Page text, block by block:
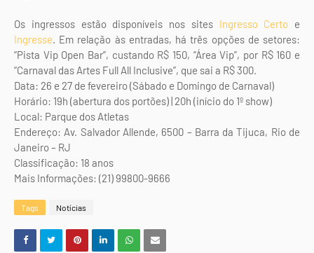
Os ingressos estão disponíveis nos sites Ingresso Certo e
Ingresse. Em relação às entradas, há três opções de setores:
“Pista Vip Open Bar”, custando R$ 150, “Área Vip”, por R$ 160 e
“Carnaval das Artes Full All Inclusive”, que sai a R$ 300.
Data: 26 e 27 de fevereiro (Sábado e Domingo de Carnaval)
Horário: 19h (abertura dos portões) | 20h (início do 1º show)
Local: Parque dos Atletas
Endereço: Av. Salvador Allende, 6500 – Barra da Tijuca, Rio de
Janeiro – RJ
Classificação: 18 anos
Mais Informações: (21) 99800-9666
Tags Notícias